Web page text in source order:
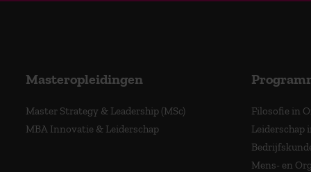
Masteropleidingen
Master Strategy & Leadership (MSc)
MBA Innovatie & Leiderschap
Filosofie in
Leiderschap
Mens- en